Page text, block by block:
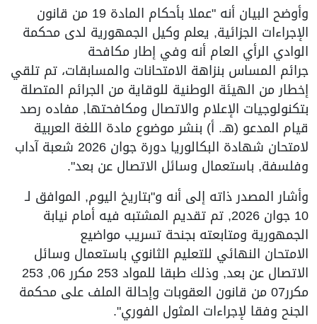
وأوضح البيان أنه "عملا بأحكام المادة 19 من قانون
الإجراءات الجزائية, يعلم وكيل الجمهورية لدى محكمة
الوادي الرأي العام أنه وفي إطار مكافحة
جرائم المساس بنزاهة الامتحانات والمسابقات، تم تلقي
إخطار من الهيئة الوطنية للوقاية من الجرائم المتصلة
بتكنولوجيات الإعلام والاتصال ومكافحتها, مفاده رصد
قيام المدعو (هـ. أ) بنشر موضوع مادة اللغة العربية
لامتحان شهادة البكالوريا دورة جوان 2026 شعبة آداب
وفلسفة, باستعمال وسائل الاتصال عن بعد".
وأشار المصدر ذاته إلى أنه و"بتاريخ اليوم, الموافق لـ
10 جوان 2026, تم تقديم المشتبه فيه أمام نيابة
الجمهورية ومتابعته بجنحة تسريب مواضيع
الامتحان النهائي للتعليم الثانوي باستعمال وسائل
الاتصال عن بعد, وذلك طبقا للمواد 253 مكرر 06, 253
مكرر07 من قانون العقوبات وإحالة الملف على محكمة
الجنح وفقا لإجراءات المثول الفوري".